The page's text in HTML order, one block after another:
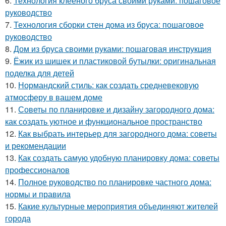
руководство
7. Технология сборки стен дома из бруса: пошаговое
руководство
8. Дом из бруса своими руками: пошаговая инструкция
9. Ёжик из шишек и пластиковой бутылки: оригинальная
поделка для детей
10. Нормандский стиль: как создать средневековую
атмосферу в вашем доме
11. Советы по планировке и дизайну загородного дома:
как создать уютное и функциональное пространство
12. Как выбрать интерьер для загородного дома: советы
и рекомендации
13. Как создать самую удобную планировку дома: советы
профессионалов
14. Полное руководство по планировке частного дома:
нормы и правила
15. Какие культурные мероприятия объединяют жителей
города